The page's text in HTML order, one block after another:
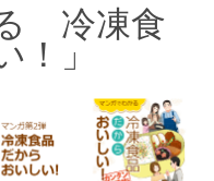
冷凍食
！」